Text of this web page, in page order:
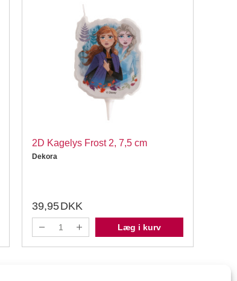
2D Kagelys Frost 2, 7,5 cm
Dekora
39,95DKK
Læg i kurv